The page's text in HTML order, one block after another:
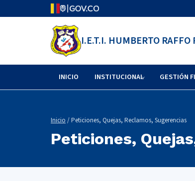
I.E.T.I. HUMBERTO RAFFO
INICIO INSTITUCIONAL GESTIÓN
Inicio / Peticiones, Quejas, Reclamos, Sugerencias
Peticiones,